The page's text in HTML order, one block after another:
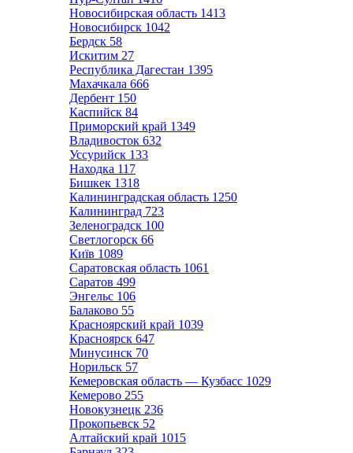
Новосибирская область 1413
Новосибирск 1042
Бердск 58
Искитим 27
Республика Дагестан 1395
Махачкала 666
Дербент 150
Каспийск 84
Приморский край 1349
Владивосток 632
Уссурийск 133
Находка 117
Бишкек 1318
Калининградская область 1250
Калининград 723
Зеленоградск 100
Светлогорск 66
Київ 1089
Саратовская область 1061
Саратов 499
Энгельс 106
Балаково 55
Красноярский край 1039
Красноярск 647
Минусинск 70
Норильск 57
Кемеровская область — Кузбасс 1029
Кемерово 255
Новокузнецк 236
Прокопьевск 52
Алтайский край 1015